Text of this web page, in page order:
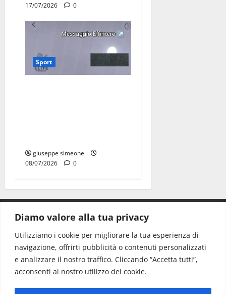
Diamo valore alla tua privacy
Utilizziamo i cookie per migliorare la tua esperienza di
navigazione, offrirti pubblicità o contenuti personalizzati
e analizzare il nostro traffico. Cliccando “Accetta tutti”,
acconsenti al nostro utilizzo dei cookie.
17/07/2026
0
Sport
giuseppe simeone
08/07/2026
0
CONTATTI.
Redazione: redazione@www.martinasera.it
Direttore:direttore@www.martinasera.it
Info & Commerciale:info@www.martinasera.it